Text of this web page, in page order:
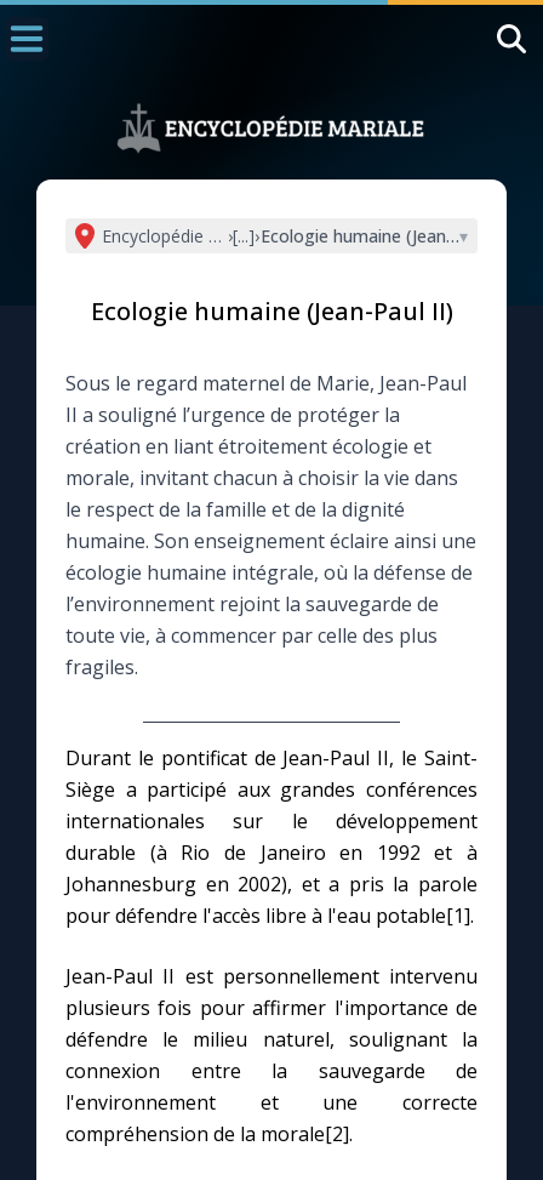
L'actualité de la semaine
La chaîne Youtube
La newsletter
La vidéo de la semaine
Le compte Tiktok
Le magazine
Questions-réponses
Prier au quotidien
L'Évangile chaque jour
Les premiers samedis du mois
Marie qui défait les nœuds
Encyclopédie mariale
›[...]›Ecologie humaine (Jean-Paul II)
▾
Ecologie humaine (Jean-Paul II)
Sous le regard maternel de Marie, Jean-Paul
II a souligné l’urgence de protéger la
création en liant étroitement écologie et
morale, invitant chacun à choisir la vie dans
le respect de la famille et de la dignité
humaine. Son enseignement éclaire ainsi une
écologie humaine intégrale, où la défense de
l’environnement rejoint la sauvegarde de
toute vie, à commencer par celle des plus
fragiles.
Durant le pontificat de Jean-Paul II, le Saint-
Siège a participé aux grandes conférences
internationales sur le développement
durable (à Rio de Janeiro en 1992 et à
Johannesburg en 2002), et a pris la parole
pour défendre l'accès libre à l'eau potable[1].
Jean-Paul II est personnellement intervenu
plusieurs fois pour affirmer l'importance de
défendre le milieu naturel, soulignant la
connexion entre la sauvegarde de
l'environnement et une correcte
compréhension de la morale[2].